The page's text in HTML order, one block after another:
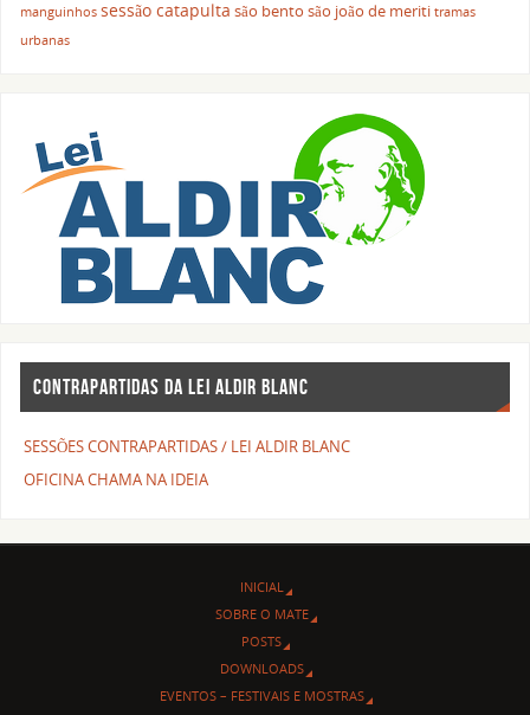
manguinhos sessão catapulta são bento são joão de meriti tramas
urbanas
CONTRAPARTIDAS DA LEI ALDIR BLANC
SESSÕES CONTRAPARTIDAS / LEI ALDIR BLANC
OFICINA CHAMA NA IDEIA
INICIAL
SOBRE O MATE
POSTS
DOWNLOADS
EVENTOS – FESTIVAIS E MOSTRAS